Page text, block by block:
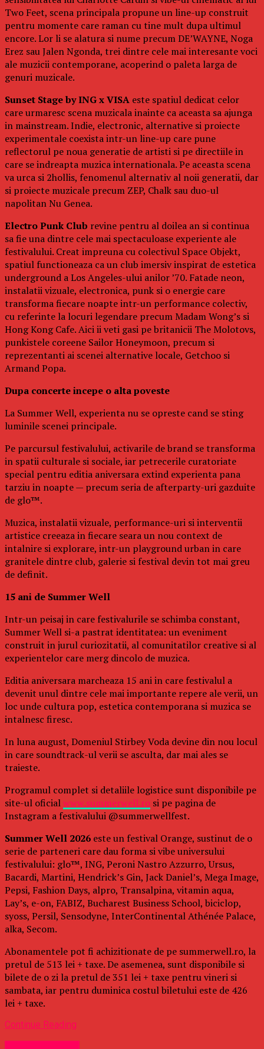
Two Feet, scena principala propune un line-up construit
pentru momente care raman cu tine mult dupa ultimul
encore. Lor li se alatura si nume precum DE’WAYNE, Noga
Erez sau Jalen Ngonda, trei dintre cele mai interesante voci
ale muzicii contemporane, acoperind o paleta larga de
genuri muzicale.
Sunset Stage by ING x VISA este spatiul dedicat celor
care urmaresc scena muzicala inainte ca aceasta sa ajunga
in mainstream. Indie, electronic, alternative si proiecte
experimentale coexista intr-un line-up care pune
reflectorul pe noua generatie de artisti si pe directiile in
care se indreapta muzica internationala. Pe aceasta scena
va urca si 2hollis, fenomenul alternativ al noii generatii, dar
si proiecte muzicale precum ZEP, Chalk sau duo-ul
napolitan Nu Genea.
Electro Punk Club revine pentru al doilea an si continua
sa fie una dintre cele mai spectaculoase experiente ale
festivalului. Creat impreuna cu colectivul Space Objekt,
spatiul functioneaza ca un club imersiv inspirat de estetica
underground a Los Angeles-ului anilor ’70. Fatade neon,
instalatii vizuale, electronica, punk si o energie care
transforma fiecare noapte intr-un performance colectiv,
cu referinte la locuri legendare precum Madam Wong’s si
Hong Kong Cafe. Aici ii veti gasi pe britanicii The Molotovs,
punkistele coreene Sailor Honeymoon, precum si
reprezentanti ai scenei alternative locale, Getchoo si
Armand Popa.
Dupa concerte incepe o alta poveste
La Summer Well, experienta nu se opreste cand se sting
luminile scenei principale.
Pe parcursul festivalului, activarile de brand se transforma
in spatii culturale si sociale, iar petrecerile curatoriate
special pentru editia aniversara extind experienta pana
tarziu in noapte — precum seria de afterparty-uri gazduite
de glo™.
Muzica, instalatii vizuale, performance-uri si interventii
artistice creeaza in fiecare seara un nou context de
intalnire si explorare, intr-un playground urban in care
granitele dintre club, galerie si festival devin tot mai greu
de definit.
15 ani de Summer Well
Intr-un peisaj in care festivalurile se schimba constant,
Summer Well si-a pastrat identitatea: un eveniment
construit in jurul curiozitatii, al comunitatilor creative si al
experientelor care merg dincolo de muzica.
Editia aniversara marcheaza 15 ani in care festivalul a
devenit unul dintre cele mai importante repere ale verii, un
loc unde cultura pop, estetica contemporana si muzica se
intalnesc firesc.
In luna august, Domeniul Stirbey Voda devine din nou locul
in care soundtrack-ul verii se asculta, dar mai ales se
traieste.
Programul complet si detaliile logistice sunt disponibile pe
site-ul oficialwww.summerwell.ro si pe pagina de
Instagram a festivalului @summerwellfest.
Summer Well 2026 este un festival Orange, sustinut de o
serie de parteneri care dau forma si vibe universului
festivalului: glo™, ING, Peroni Nastro Azzurro, Ursus,
Bacardi, Martini, Hendrick’s Gin, Jack Daniel’s, Mega Image,
Pepsi, Fashion Days, alpro, Transalpina, vitamin aqua,
Lay’s, e-on, FABIZ, Bucharest Business School, biciclop,
syoss, Persil, Sensodyne, InterContinental Athénée Palace,
alka, Secom.
Abonamentele pot fi achizitionate de pe summerwell.ro, la
pretul de 513 lei + taxe. De asemenea, sunt disponibile si
bilete de o zi la pretul de 351 lei + taxe pentru vineri si
sambata, iar pentru duminica costul biletului este de 426
lei + taxe.
Continue Reading